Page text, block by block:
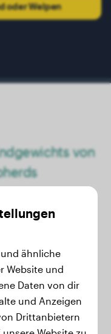
oder Welpen
von
für
-
Miniature
ähnliche
Website und
Daten von dir
und Anzeigen
Drittanbietern